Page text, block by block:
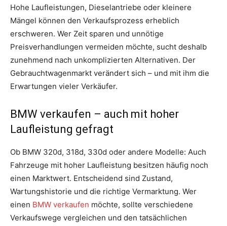
Hohe Laufleistungen, Dieselantriebe oder kleinere
Mängel können den Verkaufsprozess erheblich
erschweren. Wer Zeit sparen und unnötige
Preisverhandlungen vermeiden möchte, sucht deshalb
zunehmend nach unkomplizierten Alternativen. Der
Gebrauchtwagenmarkt verändert sich – und mit ihm die
Erwartungen vieler Verkäufer.
BMW verkaufen – auch mit hoher
Laufleistung gefragt
Ob BMW 320d, 318d, 330d oder andere Modelle: Auch
Fahrzeuge mit hoher Laufleistung besitzen häufig noch
einen Marktwert. Entscheidend sind Zustand,
Wartungshistorie und die richtige Vermarktung. Wer
einen BMW verkaufen möchte, sollte verschiedene
Verkaufswege vergleichen und den tatsächlichen